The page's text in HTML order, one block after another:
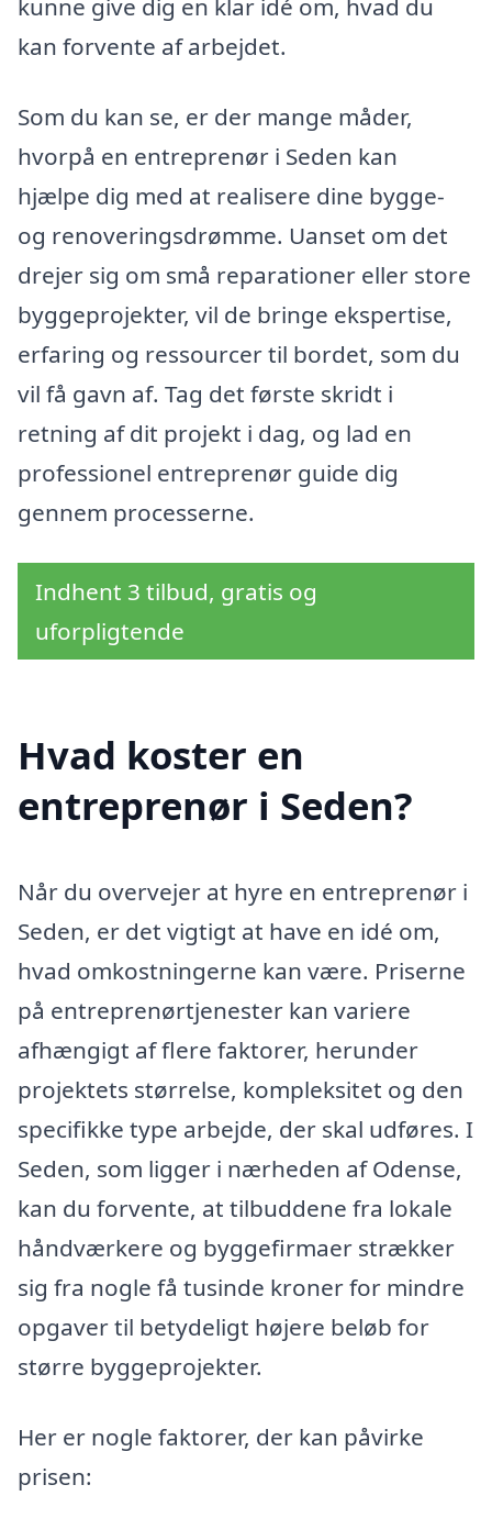
kunne give dig en klar idé om, hvad du
kan forvente af arbejdet.
Som du kan se, er der mange måder,
hvorpå en entreprenør i Seden kan
hjælpe dig med at realisere dine bygge-
og renoveringsdrømme. Uanset om det
drejer sig om små reparationer eller store
byggeprojekter, vil de bringe ekspertise,
erfaring og ressourcer til bordet, som du
vil få gavn af. Tag det første skridt i
retning af dit projekt i dag, og lad en
professionel entreprenør guide dig
gennem processerne.
Indhent 3 tilbud, gratis og
uforpligtende
Hvad koster en
entreprenør i Seden?
Når du overvejer at hyre en entreprenør i
Seden, er det vigtigt at have en idé om,
hvad omkostningerne kan være. Priserne
på entreprenørtjenester kan variere
afhængigt af flere faktorer, herunder
projektets størrelse, kompleksitet og den
specifikke type arbejde, der skal udføres. I
Seden, som ligger i nærheden af Odense,
kan du forvente, at tilbuddene fra lokale
håndværkere og byggefirmaer strækker
sig fra nogle få tusinde kroner for mindre
opgaver til betydeligt højere beløb for
større byggeprojekter.
Her er nogle faktorer, der kan påvirke
prisen: